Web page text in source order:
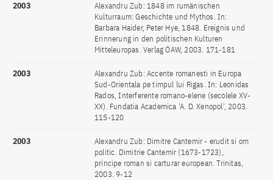
2003
Alexandru Zub: 1848 im rumänischen
Kulturraum: Geschichte und Mythos. In:
Barbara Haider, Peter Hye, 1848. Ereignis und
Erinnerung in den politischen Kulturen
Mitteleuropas. Verlag ÖAW, 2003. 171-181
2003
Alexandru Zub: Accente romanesti in Europa
Sud-Orientala pe timpul lui Rigas. In: Leonidas
Rados, Interferente romano-elene (secolele XV-
XX). Fundatia Academica 'A. D. Xenopol', 2003.
115-120
2003
Alexandru Zub: Dimitre Cantemir - erudit si om
politic. Dimitrie Cantemir (1673-1723),
principe roman si carturar european. Trinitas,
2003. 9-12